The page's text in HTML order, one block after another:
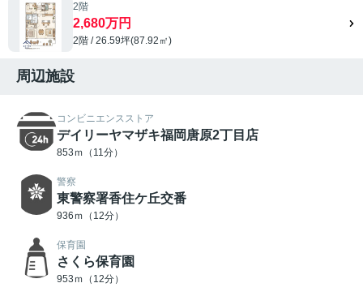
2階
2,680万円
2階 / 26.59坪(87.92㎡)
周辺施設
コンビニエンスストア
デイリーヤマザキ福岡唐原2丁目店
853ｍ（11分）
警察
東警察署香住ケ丘交番
936ｍ（12分）
保育園
さくら保育園
953ｍ（12分）